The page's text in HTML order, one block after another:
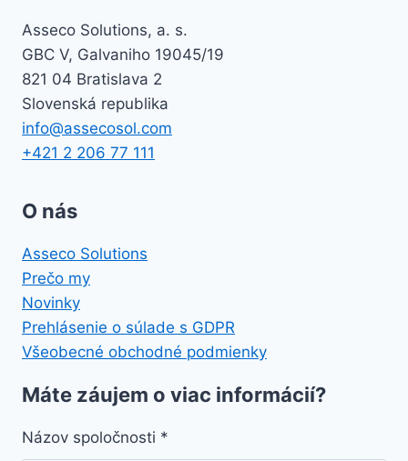
Asseco Solutions, a. s.
GBC V, Galvaniho 19045/19
821 04 Bratislava 2
Slovenská republika
info@assecosol.com
+421 2 206 77 111
O nás
Asseco Solutions
Prečo my
Novinky
Prehlásenie o súlade s GDPR
Všeobecné obchodné podmienky
Máte záujem o viac informácií?
Názov spoločnosti *